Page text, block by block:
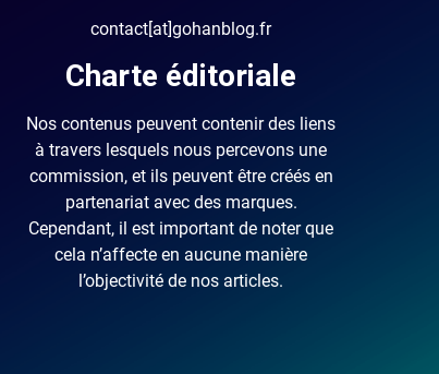
contact[at]gohanblog.fr
Charte éditoriale
Nos contenus peuvent contenir des liens
à travers lesquels nous percevons une
commission, et ils peuvent être créés en
partenariat avec des marques.
Cependant, il est important de noter que
cela n’affecte en aucune manière
l’objectivité de nos articles.